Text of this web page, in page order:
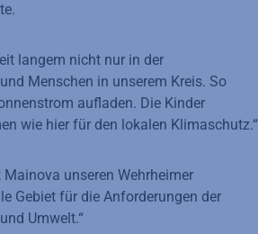
langem nicht nur in der
Menschen in unserem Kreis. So
aufladen. Die Kinder
wie hier für den lokalen Klimaschutz.“
unseren Wehrheimer
Gebiet für die Anforderungen der
Umwelt.“